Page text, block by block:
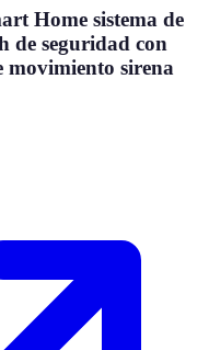
Home sistema de
de seguridad con
movimiento sirena